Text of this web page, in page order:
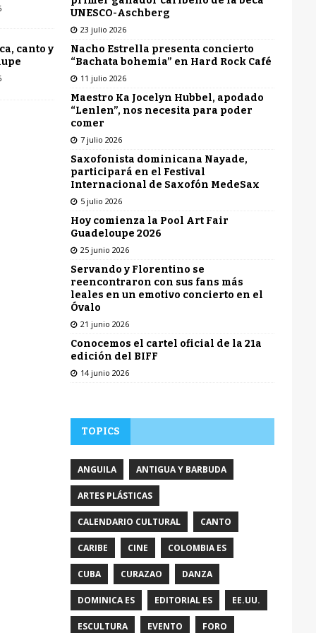
canto y
UNESCO-Aschberg
23 julio 2026
Nacho Estrella presenta concierto
“Bachata bohemia” en Hard Rock Café
11 julio 2026
Maestro Ka Jocelyn Hubbel, apodado
“Lenlen”, nos necesita para poder
comer
7 julio 2026
Saxofonista dominicana Nayade,
participará en el Festival
Internacional de Saxofón MedeSax
5 julio 2026
Hoy comienza la Pool Art Fair
Guadeloupe 2026
25 junio 2026
Servando y Florentino se
reencontraron con sus fans más
leales en un emotivo concierto en el
Óvalo
21 junio 2026
Conocemos el cartel oficial de la 21a
edición del BIFF
14 junio 2026
TOPICS
ANGUILA ANTIGUA Y BARBUDA
ARTES PLÁSTICAS
CALENDARIO CULTURAL CANTO
CARIBE CINE COLOMBIA ES
CUBA CURAZAO DANZA
DOMINICA ES EDITORIAL ES EE.UU.
ESCULTURA EVENTO FORO